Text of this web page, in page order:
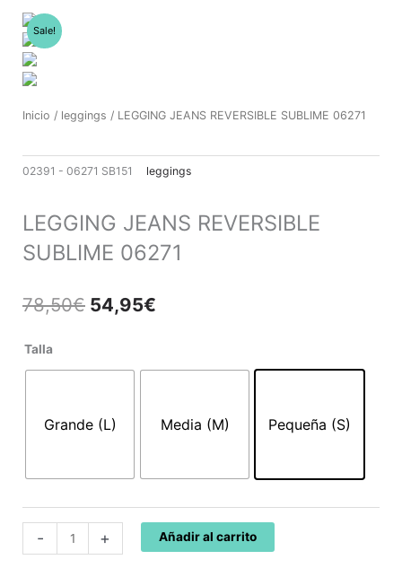
contenido
Sale!
Inicio / leggings / LEGGING JEANS REVERSIBLE SUBLIME 06271
02391 - 06271 SB151 leggings
LEGGING JEANS REVERSIBLE
SUBLIME 06271
78,50€ El
54,95€
Talla
Grande (L) Media (M) Pequeña (S)
-
LEGGING
06271
+ Añadir al carrito